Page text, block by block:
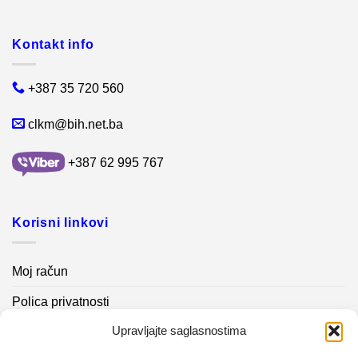
Upravljajte saglasnostima
Kontakt info
+387 35 720 560
clkm@bih.net.ba
+387 62 995 767
Korisni linkovi
Moj račun
Polica privatnosti